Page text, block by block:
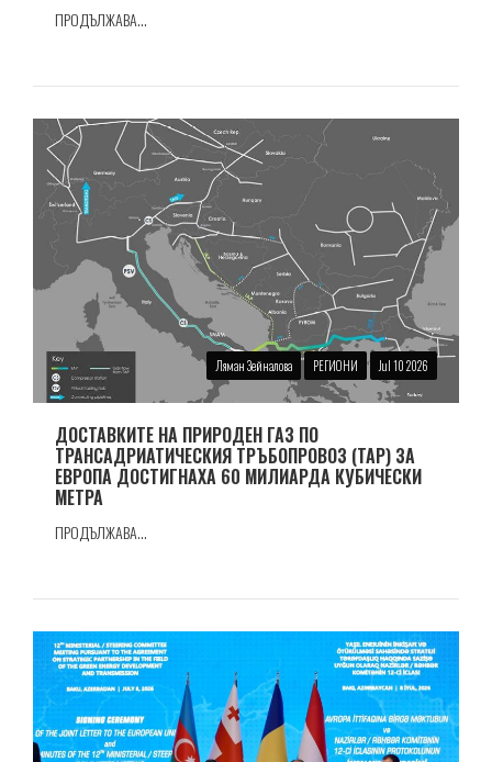
ПРОДЪЛЖАВА...
Ляман Зейналова РЕГИОНИ Jul 10 2026
ДОСТАВКИТЕ НА ПРИРОДЕН ГАЗ ПО
ТРАНСАДРИАТИЧЕСКИЯ ТРЪБОПРОВОЗ (TAP) ЗА
ЕВРОПА ДОСТИГНАХА 60 МИЛИАРДА КУБИЧЕСКИ
МЕТРА
ПРОДЪЛЖАВА...